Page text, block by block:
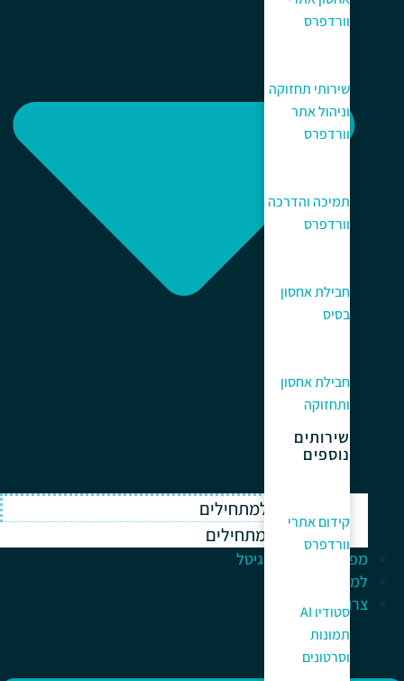
וורדפרס
שירותי תחזוקה
וניהול אתר
וורדפרס
תמיכה והדרכה
וורדפרס
חבילת אחסון
בסיס
חבילת אחסון
ותחזוקה
שירותים
נוספים
קידום אתרי
וורדפרס
סטודיו AI
תמונות
וסרטונים
וורדפרס למתחילים
ווקומרס למתחילים
מפתח לעולם הדיגיטל
למה כאן?
צרו קשר